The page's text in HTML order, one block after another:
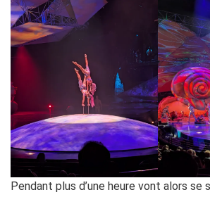
Pendant plus d’une heure vont alors se